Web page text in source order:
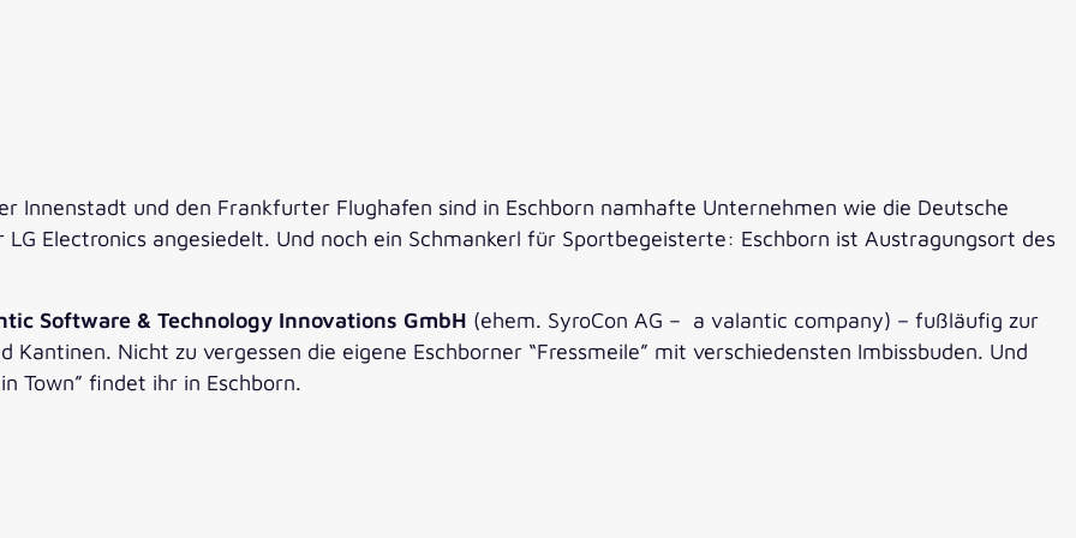
Innenstadt und den Frankfurter Flughafen sind in Eschborn namhafte Unternehmen wie die Deutsche
LG Electronics angesiedelt. Und noch ein Schmankerl für Sportbegeisterte: Eschborn ist Austragungsort des
Software & Technology Innovations GmbH (ehem. SyroCon AG – a valantic company) – fußläufig zur
Nicht zu vergessen die eigene Eschborner “Fressmeile” mit verschiedensten Imbissbuden. Und
Town” findet ihr in Eschborn.